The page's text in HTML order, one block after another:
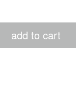
add to cart